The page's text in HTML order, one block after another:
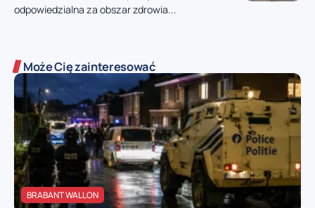
odpowiedzialna za obszar zdrowia...
Może Cię zainteresować
BRABANT WALLON